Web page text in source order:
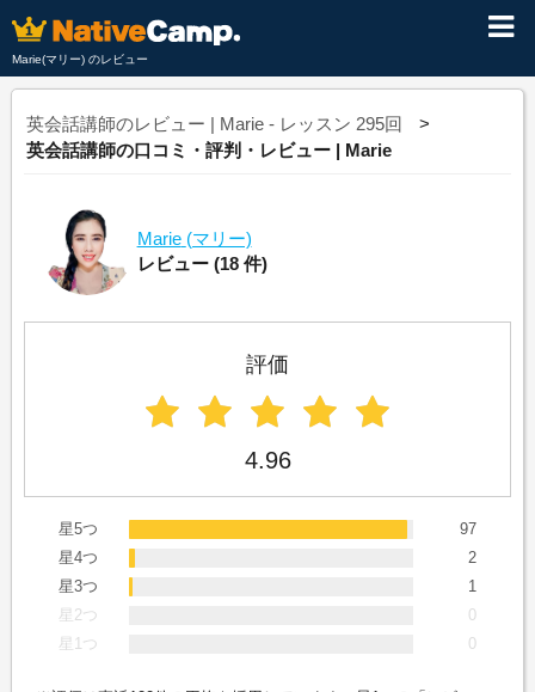
Marie(マリー) のレビュー
英会話講師のレビュー | Marie - レッスン 295回
英会話講師の口コミ・評判・レビュー | Marie
Marie (マリー)
レビュー (18 件)
評価
4.96
星5つ
97
星4つ
2
星3つ
1
星2つ
0
星1つ
0